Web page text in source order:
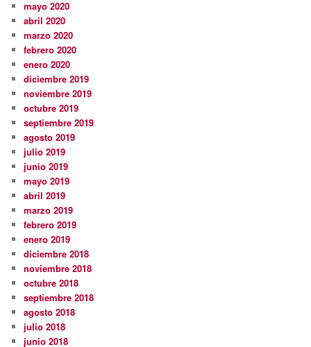
mayo 2020
abril 2020
marzo 2020
febrero 2020
enero 2020
diciembre 2019
noviembre 2019
octubre 2019
septiembre 2019
agosto 2019
julio 2019
junio 2019
mayo 2019
abril 2019
marzo 2019
febrero 2019
enero 2019
diciembre 2018
noviembre 2018
octubre 2018
septiembre 2018
agosto 2018
julio 2018
junio 2018